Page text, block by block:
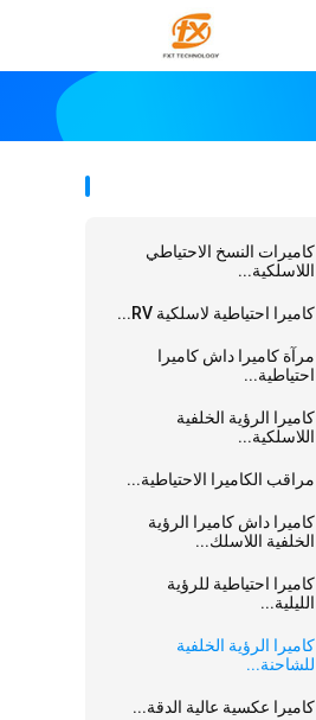
كاميرات النسخ الاحتياطي
اللاسلكية...
كاميرا احتياطية لاسلكية RV...
مرآة كاميرا داش كاميرا
احتياطية...
كاميرا الرؤية الخلفية
اللاسلكية...
مراقب الكاميرا الاحتياطية...
كاميرا داش كاميرا الرؤية
الخلفية اللاسلك...
كاميرا احتياطية للرؤية
الليلية...
كاميرا الرؤية الخلفية
للشاحنة...
كاميرا عكسية عالية الدقة...